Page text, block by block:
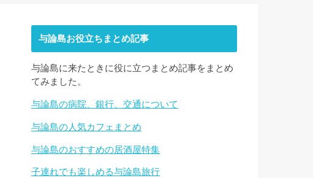
与論島お役立ちまとめ記事
与論島に来たときに役に立つまとめ記事をまとめ
てみました。
与論島の病院、銀行、交通について
与論島の人気カフェまとめ
与論島のおすすめの居酒屋特集
子連れでも楽しめる与論島旅行